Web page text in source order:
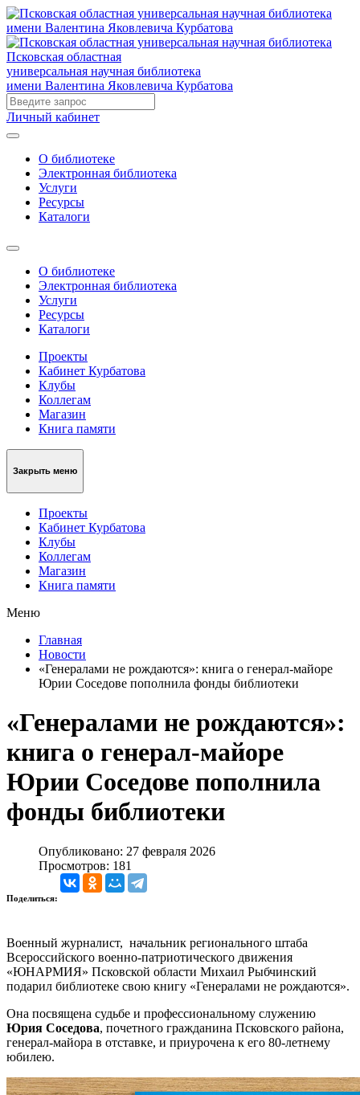
Псковская областная
универсальная научная библиотека
имени Валентина Яковлевича Курбатова
Личный кабинет
О библиотеке
Электронная библиотека
Услуги
Ресурсы
Каталоги
О библиотеке
Электронная библиотека
Услуги
Ресурсы
Каталоги
Проекты
Кабинет Курбатова
Клубы
Коллегам
Магазин
Книга памяти
Закрыть меню
Проекты
Кабинет Курбатова
Клубы
Коллегам
Магазин
Книга памяти
Меню
Главная
Новости
«Генералами не рождаются»: книга о генерал‑майоре
Юрии Соседове пополнила фонды библиотеки
«Генералами не рождаются»:
книга о генерал‑майоре
Юрии Соседове пополнила
фонды библиотеки
Опубликовано: 27 февраля 2026
Просмотров: 181
Поделиться:
Военный журналист, начальник регионального штаба
Всероссийского военно-патриотического движения
«ЮНАРМИЯ» Псковской области Михаил Рыбчинский
подарил библиотеке свою книгу «Генералами не рождаются».
Она посвящена судьбе и профессиональному служению
Юрия Соседова, почетного гражданина Псковского района,
генерал-майора в отставке, и приурочена к его 80-летнему
юбилею.